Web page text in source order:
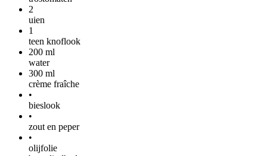
2
uien
1
teen knoflook
200 ml
water
300 ml
crème fraîche
•
bieslook
•
zout en peper
•
olijfolie